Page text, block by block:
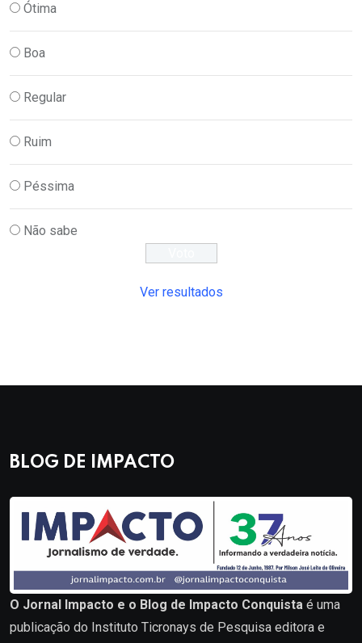
Ótima
Boa
Regular
Ruim
Péssima
Não sabe
Ver resultados
BLOG DE IMPACTO
O Jornal Impacto e o Blog de Impacto Conquista é uma
publicação do Instituto Ticronays de Pesquisa editora e